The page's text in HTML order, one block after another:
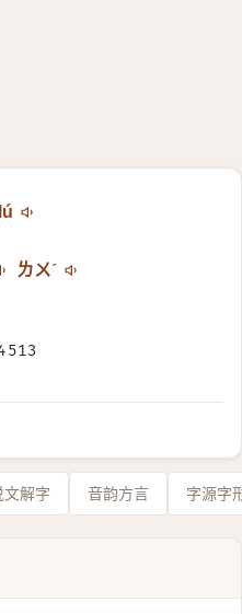
lú
ㄌㄨˊ
文解字 音韵方言 字源字